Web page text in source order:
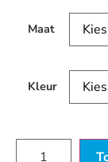
Maat
Kleur